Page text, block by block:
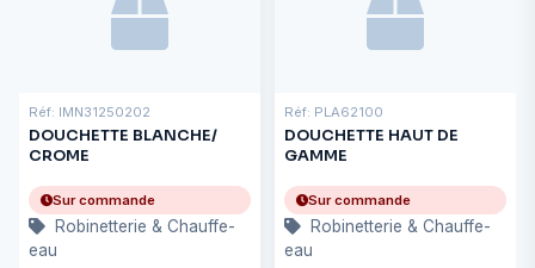
Réf: IMN31250202
DOUCHETTE BLANCHE/
CROME
Sur commande
Robinetterie & Chauffe-
eau
Réf: PLA62100
DOUCHETTE HAUT DE
GAMME
Sur commande
Robinetterie & Chauffe-
eau